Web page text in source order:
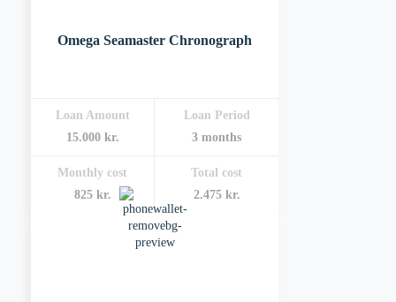
Omega Seamaster Chronograph
Loan Amount
15.000 kr.
Loan Period
3 months
Monthly cost
825 kr.
Total cost
2.475 kr.